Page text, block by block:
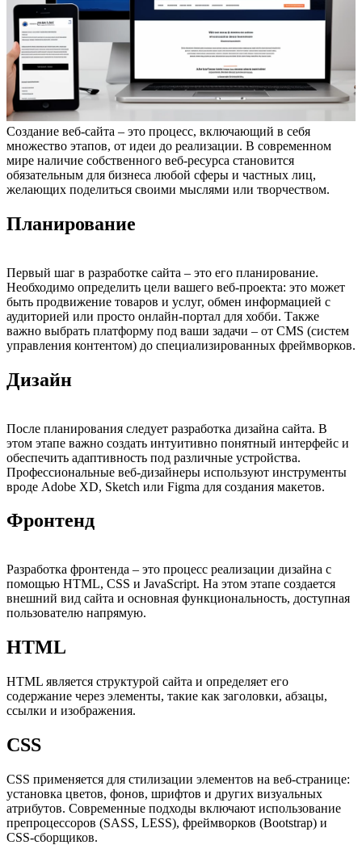
Создание веб-сайта – это процесс, включающий в себя
множество этапов, от идеи до реализации. В современном
мире наличие собственного веб-ресурса становится
обязательным для бизнеса любой сферы и частных лиц,
желающих поделиться своими мыслями или творчеством.
Планирование
Первый шаг в разработке сайта – это его планирование.
Необходимо определить цели вашего веб-проекта: это может
быть продвижение товаров и услуг, обмен информацией с
аудиторией или просто онлайн-портал для хобби. Также
важно выбрать платформу под ваши задачи – от CMS (систем
управления контентом) до специализированных фреймворков.
Дизайн
После планирования следует разработка дизайна сайта. В
этом этапе важно создать интуитивно понятный интерфейс и
обеспечить адаптивность под различные устройства.
Профессиональные веб-дизайнеры используют инструменты
вроде Adobe XD, Sketch или Figma для создания макетов.
Фронтенд
Разработка фронтенда – это процесс реализации дизайна с
помощью HTML, CSS и JavaScript. На этом этапе создается
внешний вид сайта и основная функциональность, доступная
пользователю напрямую.
HTML
HTML является структурой сайта и определяет его
содержание через элементы, такие как заголовки, абзацы,
ссылки и изображения.
CSS
CSS применяется для стилизации элементов на веб-странице:
установка цветов, фонов, шрифтов и других визуальных
атрибутов. Современные подходы включают использование
препроцессоров (SASS, LESS), фреймворков (Bootstrap) и
CSS-сборщиков.